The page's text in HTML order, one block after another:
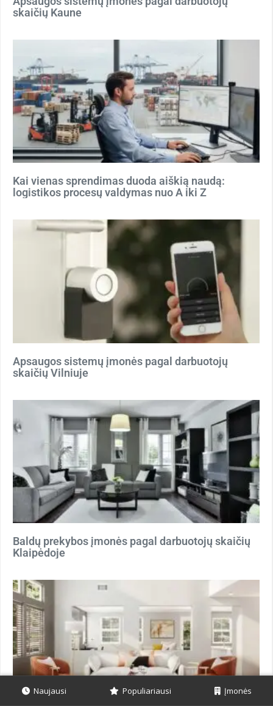
skaičių Kaune
Kai vienas sprendimas duoda aiškią naudą:
logistikos procesų valdymas nuo A iki Z
Apsaugos sistemų įmonės pagal darbuotojų
skaičių Vilniuje
Baldų prekybos įmonės pagal darbuotojų skaičių
Klaipėdoje
Naujausi Populiariausi Įmonės